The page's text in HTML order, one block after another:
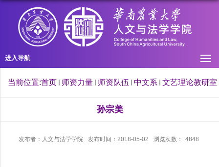
进入导航
当前位置:首页 师资力量 师资队伍 中文系 文艺理论教研室
孙宗美
发布者：人文与法学学院 发布时间：2018-05-02 浏览次数： 4848